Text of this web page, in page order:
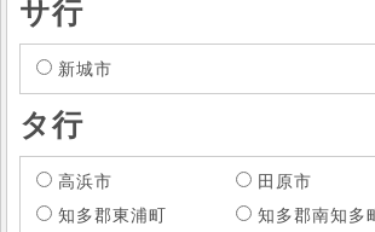
サ行
新城市
タ行
高浜市 田原市
知多郡東浦町
知多郡南知多